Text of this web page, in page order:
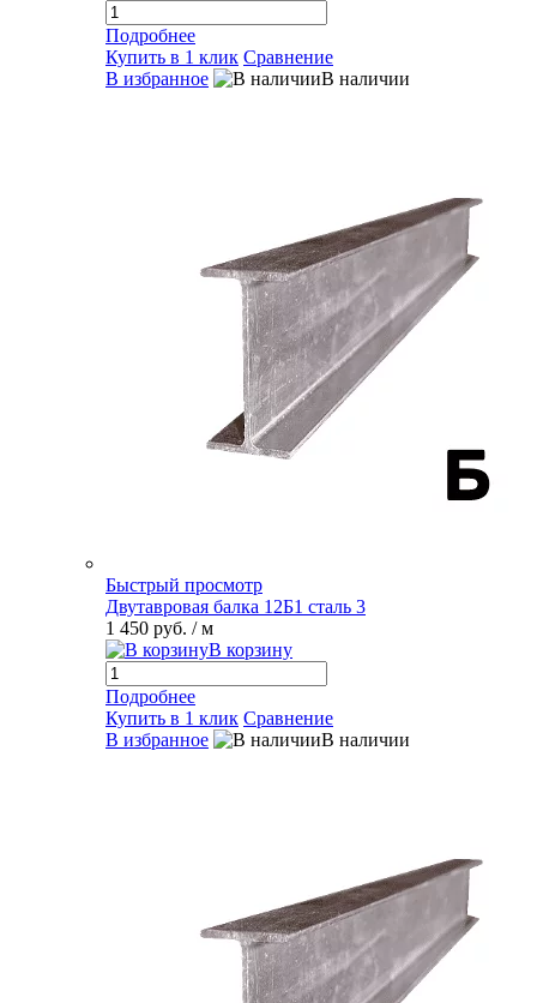
Подробнее
Купить в 1 клик Сравнение
В избранное
В наличии
Быстрый просмотр
Двутавровая балка 12Б1 сталь 3
1 450 руб. / м
В корзину
Подробнее
Купить в 1 клик Сравнение
В избранное
В наличии